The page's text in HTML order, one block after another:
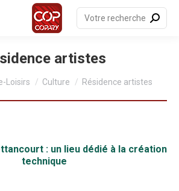
Recherche
:
artistes
Loisirs Culture Résidence artistes
: un lieu dédié à la création
technique